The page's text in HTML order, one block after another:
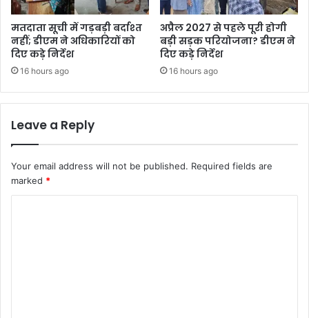
मतदाता सूची में गड़बड़ी बर्दाश्त
नहीं; डीएम ने अधिकारियों को
दिए कड़े निर्देश
16 hours ago
अप्रैल 2027 से पहले पूरी होगी
बड़ी सड़क परियोजना? डीएम ने
दिए कड़े निर्देश
16 hours ago
Leave a Reply
Your email address will not be published. Required fields are
marked *